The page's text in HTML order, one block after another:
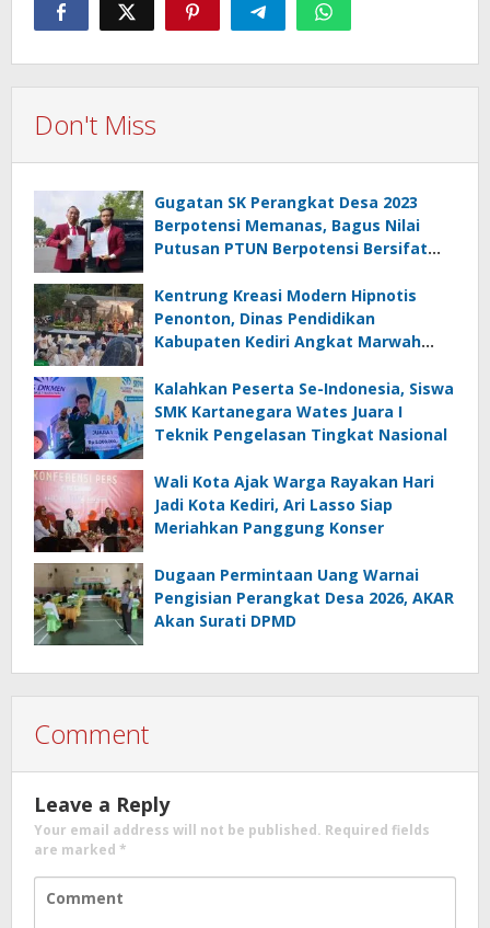
Don't Miss
Gugatan SK Perangkat Desa 2023
Berpotensi Memanas, Bagus Nilai
Putusan PTUN Berpotensi Bersifat
Kentrung Kreasi Modern Hipnotis
Penonton, Dinas Pendidikan
Kabupaten Kediri Angkat Marwah
Kalahkan Peserta Se-Indonesia, Siswa
SMK Kartanegara Wates Juara I
Teknik Pengelasan Tingkat Nasional
Wali Kota Ajak Warga Rayakan Hari
Jadi Kota Kediri, Ari Lasso Siap
Meriahkan Panggung Konser
Dugaan Permintaan Uang Warnai
Pengisian Perangkat Desa 2026, AKAR
Akan Surati DPMD
Comment
Leave a Reply
Your email address will not be published. Required fields
are marked *